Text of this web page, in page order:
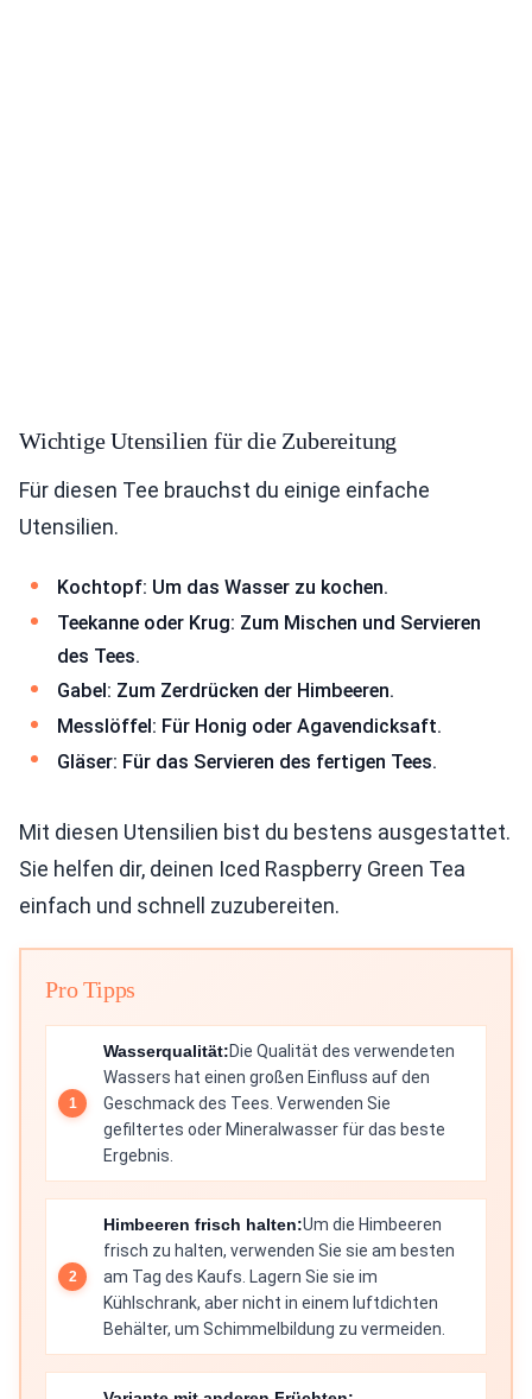
Wichtige Utensilien für die Zubereitung
Für diesen Tee brauchst du einige einfache
Utensilien.
Kochtopf: Um das Wasser zu kochen.
Teekanne oder Krug: Zum Mischen und Servieren
des Tees.
Gabel: Zum Zerdrücken der Himbeeren.
Messlöffel: Für Honig oder Agavendicksaft.
Gläser: Für das Servieren des fertigen Tees.
Mit diesen Utensilien bist du bestens ausgestattet.
Sie helfen dir, deinen Iced Raspberry Green Tea
einfach und schnell zuzubereiten.
Pro Tipps
Wasserqualität:Die Qualität des verwendeten
Wassers hat einen großen Einfluss auf den
Geschmack des Tees. Verwenden Sie
gefiltertes oder Mineralwasser für das beste
Ergebnis.
Himbeeren frisch halten:Um die Himbeeren
frisch zu halten, verwenden Sie sie am besten
am Tag des Kaufs. Lagern Sie sie im
Kühlschrank, aber nicht in einem luftdichten
Behälter, um Schimmelbildung zu vermeiden.